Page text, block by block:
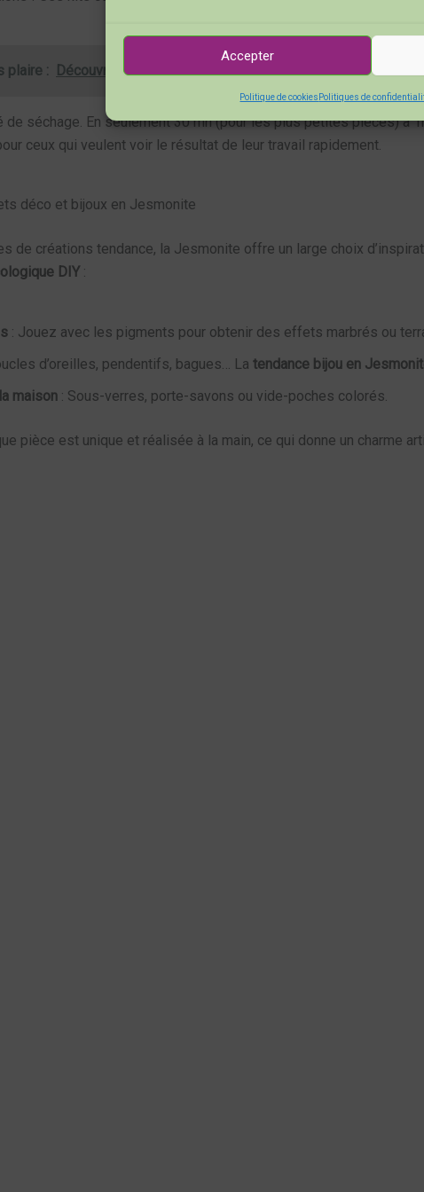
Accepter
Politique de cookies Politiques de
plaire : Découvrez des créations en pâte Fimo : 8 modelages
de séchage. En seulement 30 mn (pour les plus petites pièces) à
ceux qui veulent voir le résultat de leur travail rapidement.
déco et bijoux en Jesmonite
de créations tendance, la Jesmonite offre un large choix
DIY :
: Jouez avec les pigments pour obtenir des effets marbrés ou
d’oreilles, pendentifs, bagues… La tendance bijou en
maison : Sous-verres, porte-savons ou vide-poches colorés.
pièce est unique et réalisée à la main, ce qui donne un charme